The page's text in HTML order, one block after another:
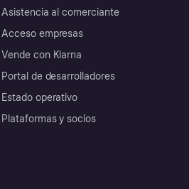
Asistencia al comerciante
Acceso empresas
Vende con Klarna
Portal de desarrolladores
Estado operativo
Plataformas y socios